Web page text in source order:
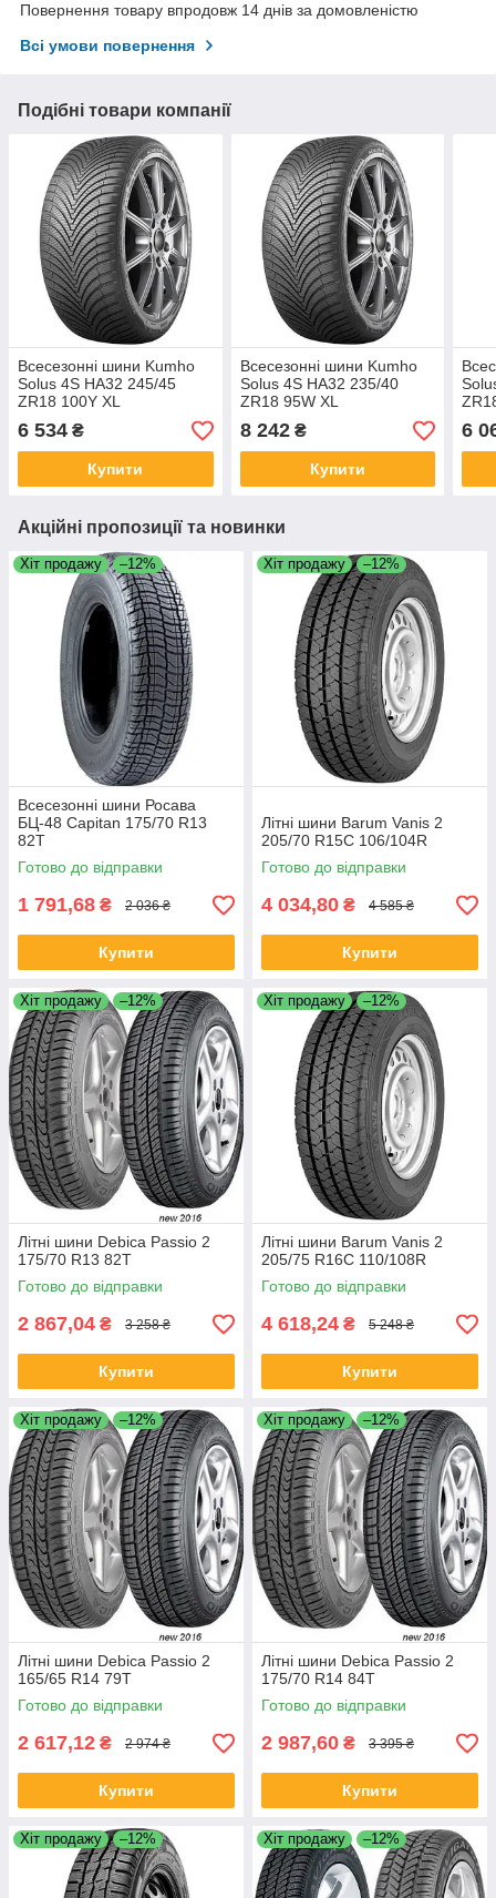
Повернення товару впродовж 14 днів за домовленістю
Всі умови повернення
Подібні товари компанії
Всесезонні шини Kumho
Solus 4S HA32 245/45
ZR18 100Y XL
6 534 ₴
Купити
Всесезонні шини Kumho
Solus 4S HA32 235/40
ZR18 95W XL
8 242₴
Купити
6
Акційні пропозиції та новинки
Хіт продажу –12%
Всесезонні шини Росава
БЦ-48 Capitan 175/70 R13
82T
Готово до відправки
1 791,68 ₴ 2 036 ₴
Купити
Хіт продажу –12%
Літні шини Barum Vanis 2
205/70 R15C 106/104R
Готово до відправки
4 034,80 ₴ 4 585 ₴
Купити
Хіт продажу –12%
Літні шини Debica Passio 2
175/70 R13 82T
Готово до відправки
2 867,04 ₴ 3 258 ₴
Купити
Хіт продажу –12%
Літні шини Barum Vanis 2
205/75 R16C 110/108R
Готово до відправки
4 618,24 ₴ 5 248 ₴
Купити
Хіт продажу –12%
Літні шини Debica Passio 2
165/65 R14 79T
Готово до відправки
2 617,12 ₴ 2 974 ₴
Купити
Хіт продажу –12%
Літні шини Debica Passio 2
175/70 R14 84T
Готово до відправки
2 987,60 ₴ 3 395 ₴
Купити
Хіт продажу –12% Хіт продажу –12%